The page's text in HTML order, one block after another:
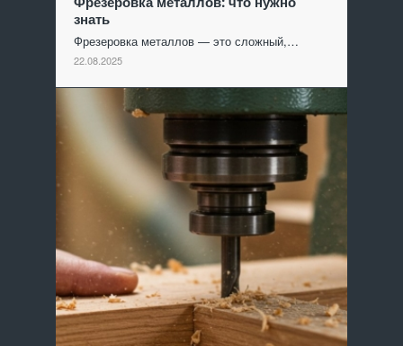
знать
Фрезеровка металлов — это сложный,…
22.08.2025